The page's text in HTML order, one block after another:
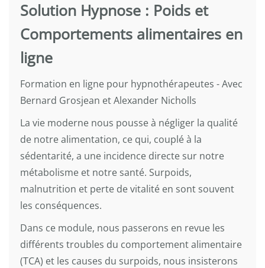
Solution Hypnose : Poids et
Comportements alimentaires en
ligne
Formation en ligne pour hypnothérapeutes - Avec
Bernard Grosjean et Alexander Nicholls
La vie moderne nous pousse à négliger la qualité
de notre alimentation, ce qui, couplé à la
sédentarité, a une incidence directe sur notre
métabolisme et notre santé. Surpoids,
malnutrition et perte de vitalité en sont souvent
les conséquences.
Dans ce module, nous passerons en revue les
différents troubles du comportement alimentaire
(TCA) et les causes du surpoids, nous insisterons